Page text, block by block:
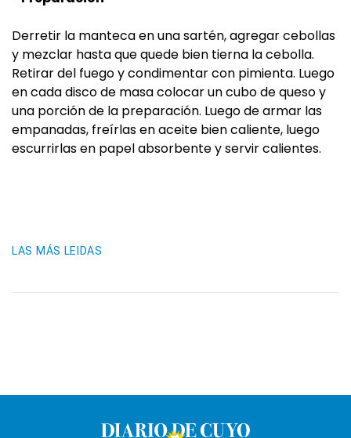
Derretir la manteca en una sartén, agregar cebollas
y mezclar hasta que quede bien tierna la cebolla.
Retirar del fuego y condimentar con pimienta. Luego
en cada disco de masa colocar un cubo de queso y
una porción de la preparación. Luego de armar las
empanadas, freírlas en aceite bien caliente, luego
escurrirlas en papel absorbente y servir calientes.
LAS MÁS LEIDAS